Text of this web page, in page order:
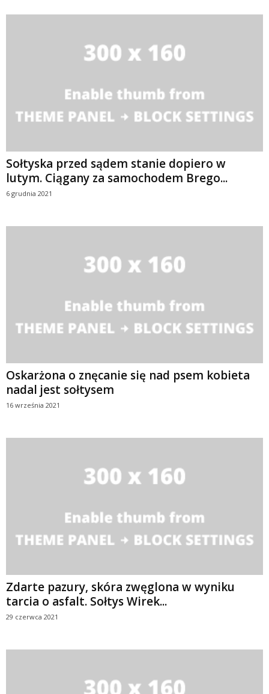
Sołtyska przed sądem stanie dopiero w
lutym. Ciągany za samochodem Brego...
6 grudnia 2021
Oskarżona o znęcanie się nad psem kobieta
nadal jest sołtysem
16 września 2021
Zdarte pazury, skóra zwęglona w wyniku
tarcia o asfalt. Sołtys Wirek...
29 czerwca 2021